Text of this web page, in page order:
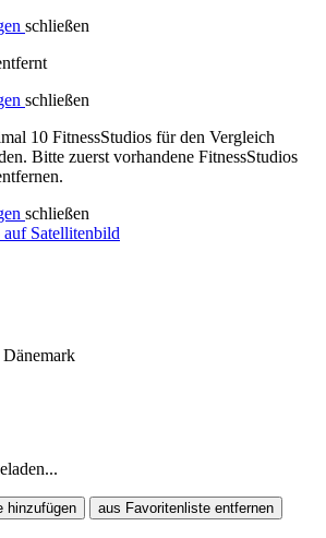
schließen
schließen
10 FitnessStudios für den Vergleich
Bitte zuerst vorhandene FitnessStudios
schließen
hinzufügen aus Favoritenliste entfernen